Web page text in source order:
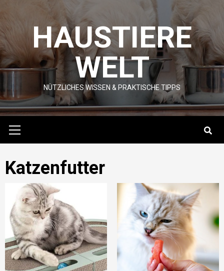
content HAUSTIERE
WELT
NÜTZLICHES WISSEN & PRAKTISCHE TIPPS
Menu
Katzenfutter